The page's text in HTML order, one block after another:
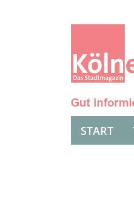
START